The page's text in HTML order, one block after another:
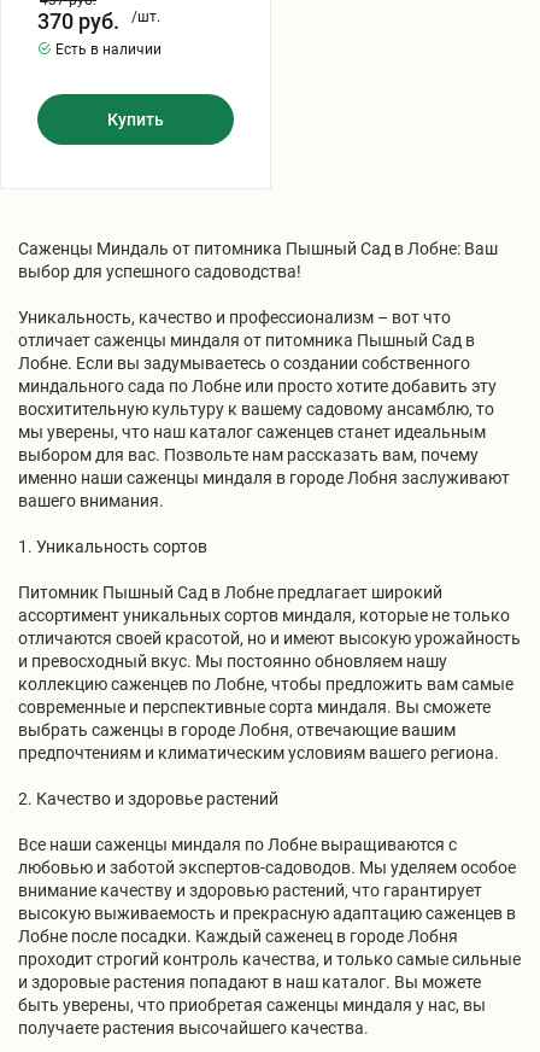
370 руб.
/шт.
Есть в наличии
Купить
Саженцы Миндаль от питомника Пышный Сад в Лобне: Ваш
выбор для успешного садоводства!
Уникальность, качество и профессионализм – вот что
отличает саженцы миндаля от питомника Пышный Сад в
Лобне. Если вы задумываетесь о создании собственного
миндального сада по Лобне или просто хотите добавить эту
восхитительную культуру к вашему садовому ансамблю, то
мы уверены, что наш каталог саженцев станет идеальным
выбором для вас. Позвольте нам рассказать вам, почему
именно наши саженцы миндаля в городе Лобня заслуживают
вашего внимания.
1. Уникальность сортов
Питомник Пышный Сад в Лобне предлагает широкий
ассортимент уникальных сортов миндаля, которые не только
отличаются своей красотой, но и имеют высокую урожайность
и превосходный вкус. Мы постоянно обновляем нашу
коллекцию саженцев по Лобне, чтобы предложить вам самые
современные и перспективные сорта миндаля. Вы сможете
выбрать саженцы в городе Лобня, отвечающие вашим
предпочтениям и климатическим условиям вашего региона.
2. Качество и здоровье растений
Все наши саженцы миндаля по Лобне выращиваются с
любовью и заботой экспертов-садоводов. Мы уделяем особое
внимание качеству и здоровью растений, что гарантирует
высокую выживаемость и прекрасную адаптацию саженцев в
Лобне после посадки. Каждый саженец в городе Лобня
проходит строгий контроль качества, и только самые сильные
и здоровые растения попадают в наш каталог. Вы можете
быть уверены, что приобретая саженцы миндаля у нас, вы
получаете растения высочайшего качества.